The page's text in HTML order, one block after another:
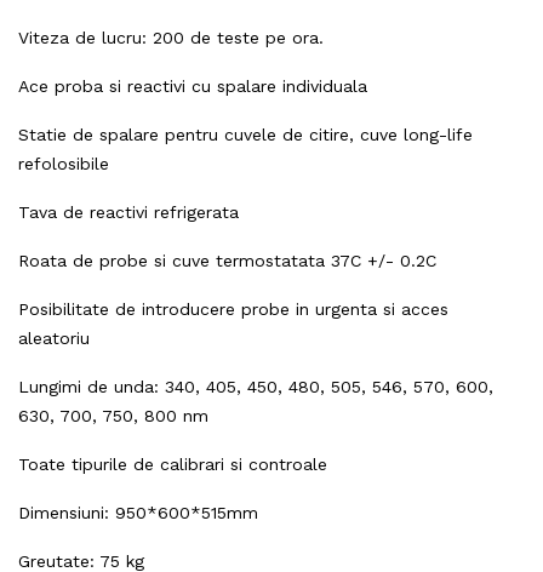
Viteza de lucru: 200 de teste pe ora.
Ace proba si reactivi cu spalare individuala
Statie de spalare pentru cuvele de citire, cuve long-life
refolosibile
Tava de reactivi refrigerata
Roata de probe si cuve termostatata 37C +/- 0.2C
Posibilitate de introducere probe in urgenta si acces
aleatoriu
Lungimi de unda: 340, 405, 450, 480, 505, 546, 570, 600,
630, 700, 750, 800 nm
Toate tipurile de calibrari si controale
Dimensiuni: 950*600*515mm
Greutate: 75 kg